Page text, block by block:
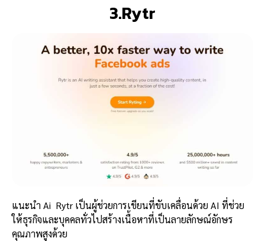
3.Rytr
แนะนำ Ai Rytr เป็นผู้ช่วยการเขียนที่ขับเคลื่อนด้วย AI ที่ช่วย
ให้ธุรกิจและบุคคลทั่วไปสร้างเนื้อหาที่เป็นลายลักษณ์อักษร
คุณภาพสูงด้วย